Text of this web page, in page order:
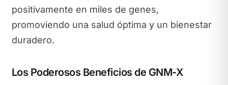
positivamente en miles de genes,
promoviendo una salud óptima y un bienestar
duradero.
Los Poderosos Beneficios de GNM-X